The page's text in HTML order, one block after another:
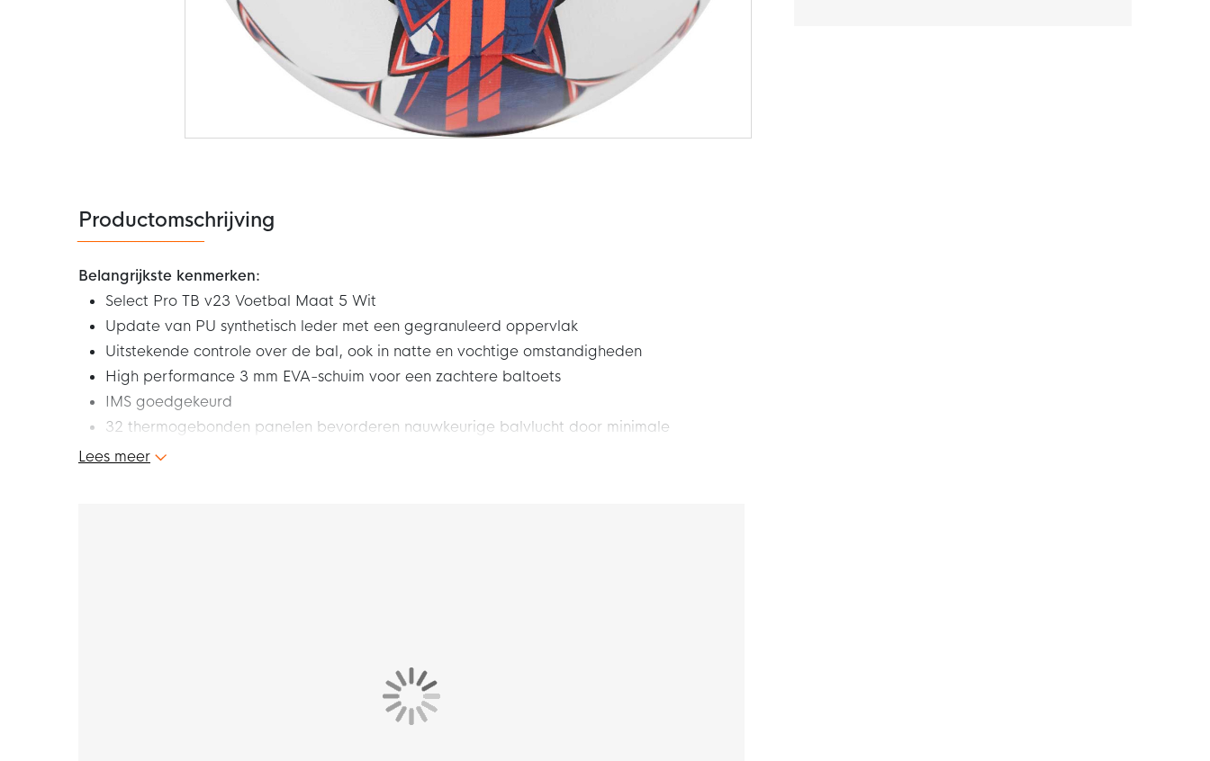
de
afbeeldingen-
gallerij
Productomschrijving
Belangrijkste kenmerken:
Select Pro TB v23 Voetbal Maat 5 Wit
Update van PU synthetisch leder met een gegranuleerd oppervlak
Uitstekende controle over de bal, ook in natte en vochtige omstandigheden
High performance 3 mm EVA-schuim voor een zachtere baltoets
IMS goedgekeurd
32 thermogebonden panelen bevorderen nauwkeurige balvlucht door minimale
Lees meer